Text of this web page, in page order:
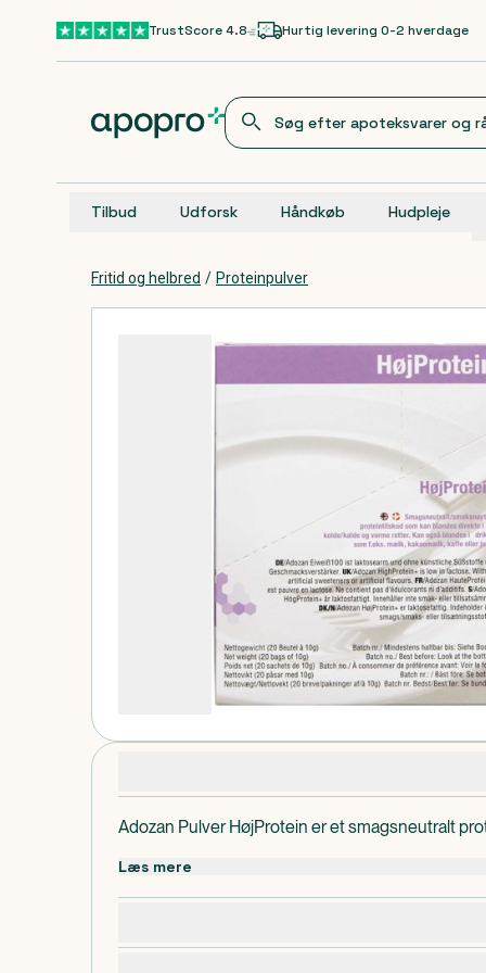
Gå til hovedindholdTrustScore 4.8 Hurtig levering 0-2 hverdage
Tilbud Udforsk Håndkøb Hudpleje
Fritid og helbred / Proteinpulver
Adozan Pulver HøjProtein er et smagsneutralt
Læs mere